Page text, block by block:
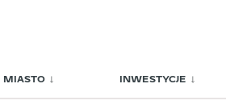
MIASTO INWESTYCJE